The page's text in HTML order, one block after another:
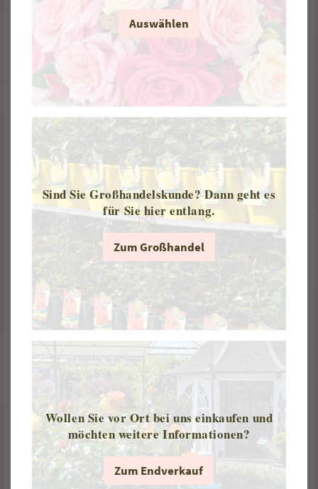
zurzeit nicht
erhältlich im Online-
Shop
Herzogin Friederike®
Strauchrose
Busch Container 4,5 l €25,95
zurzeit nicht
erhältlich im Online-
Shop
Hoppla®
Flower Carpet®
Busch Container 4,5 l
22,95
Auswählen
Sind Sie Großhandelskunde? Dann geht es
für Sie hier entlang.
Zum Großhandel
Wollen Sie vor Ort bei uns einkaufen und
möchten weitere Informationen?
Zum Endverkauf